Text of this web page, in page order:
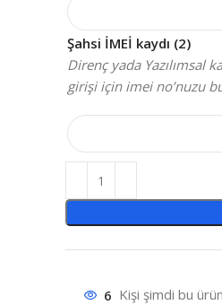
Şahsi İMEİ kaydı (2)
Direnç yada Yazılımsal
girişi için imei no’nuzu
6 Kişi şimdi bu